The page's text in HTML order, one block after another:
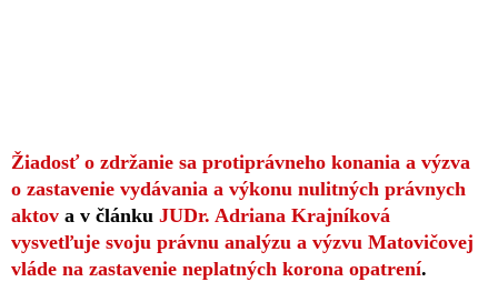
Žiadosť o zdržanie sa protiprávneho konania a výzva
o zastavenie vydávania a výkonu nulitných právnych
aktov a v článku JUDr. Adriana Krajníková
vysvetľuje svoju právnu analýzu a výzvu Matovičovej
vláde na zastavenie neplatných korona opatrení.